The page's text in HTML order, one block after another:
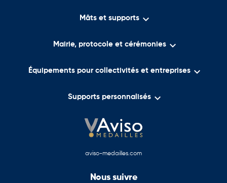
Mâts et supports 
Mairie, protocole et cérémonies 
Équipements pour collectivités et entreprises 
Supports personnalisés 
aviso-medailles.com
Nous suivre